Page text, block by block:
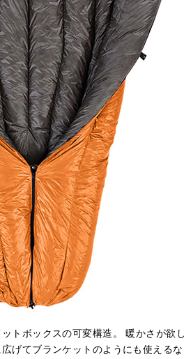
トボックスの可変構造。 暖かさが欲
げてブランケットのようにも使える